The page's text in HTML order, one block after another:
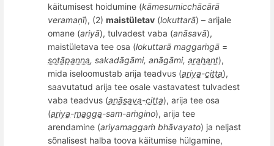
käitumisest hoidumine (kāmesumicchācārā
veramaṇī), (2) maistületav (lokuttarā) – arijale
omane (ariyā), tulvadest vaba (anāsavā),
maistületava tee osa (lokuttarā maggaṁgā =
sotāpanna, sakadāgāmi, anāgāmi, arahant),
mida iseloomustab arija teadvus (ariya-citta),
saavutatud arija tee osale vastavatest tulvadest
vaba teadvus (anāsava-citta), arija tee osa
(ariya-magga-sam-aṁgino), arija tee
arendamine (ariyamaggaṁ bhāvayato) ja neljast
sõnalisest halba toova käitumise hülgamine,